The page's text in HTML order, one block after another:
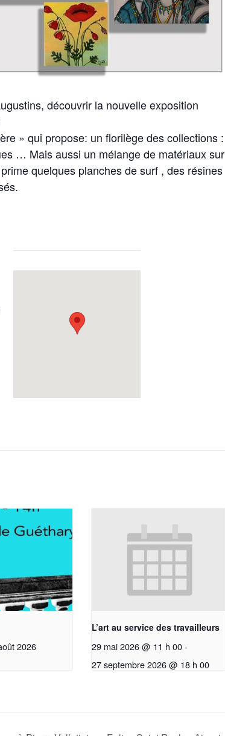
découvrir la nouvelle exposition
» qui propose: un florilège des collections :
… Mais aussi un mélange de matériaux sur
quelques planches de surf , des résines
2026
L’art au service des travailleurs
29 mai 2026 @ 11 h 00-
27 septembre 2026 @ 18 h 00